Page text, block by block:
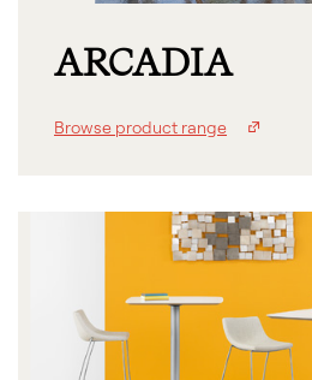
ARCADIA
Browse product range